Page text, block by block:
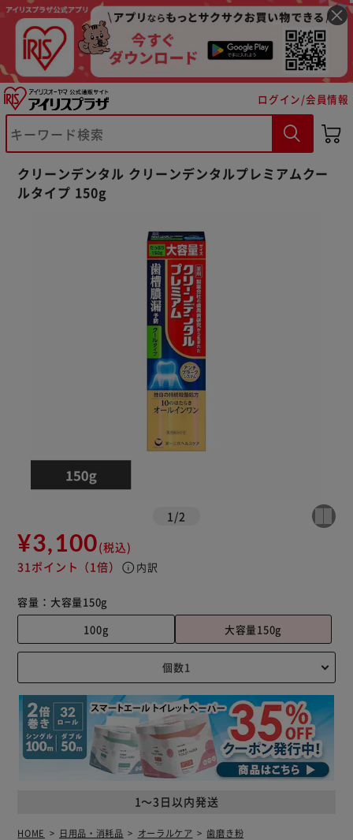
ログイン/会員情報
クリーンデンタル クリーンデンタルプレミアムクー
ルタイプ 150g
1 /2
¥3,100(税込)
31ポイント （1倍） info 内訳
容量： 大容量150g
100g
大容量150g
1～3日以内発送
HOME 日用品・消耗品 オーラルケア 歯磨き粉
※ご確認ください
カートに入れる